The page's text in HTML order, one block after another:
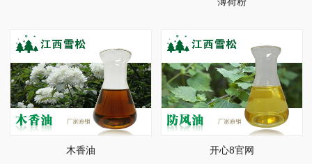
木香油 开心8官网